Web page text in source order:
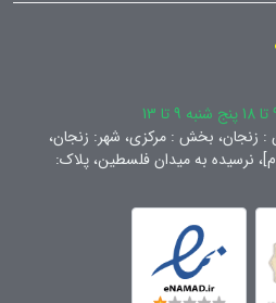
: زنجان، بخش : مرکزی، شهر: زنجان،
[12متری دوم]، نرسیده به میدان فلسطین، پلاک: